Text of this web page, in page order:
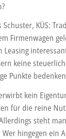
Schuster, KÜS:
Firmenwagen
Leasing
keine
Punkte
kein
für die reine
steht
hingegen ein